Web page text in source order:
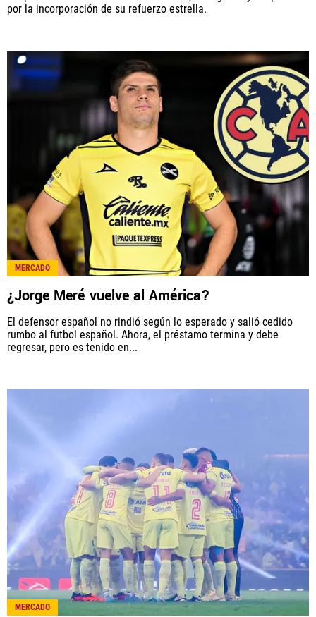
por la incorporación de su refuerzo estrella.
MERCADO
¿Jorge Meré vuelve al América?
El defensor español no rindió según lo esperado y salió cedido
rumbo al futbol español. Ahora, el préstamo termina y debe
regresar, pero es tenido en...
MERCADO